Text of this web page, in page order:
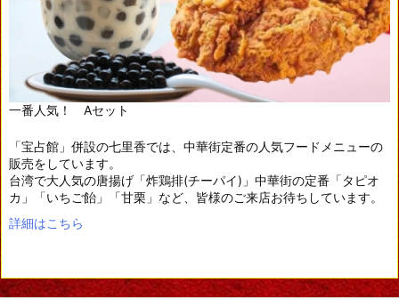
一番人気！ Aセット
「宝占館」併設の七里香では、中華街定番の人気フードメニューの
販売をしています。
台湾で大人気の唐揚げ「炸鶏排(チーパイ)」中華街の定番「タピオ
カ」「いちご飴」「甘栗」など、皆様のご来店お待ちしています。
詳細はこちら